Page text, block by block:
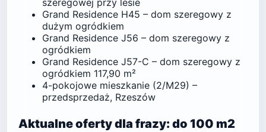
szeregowej przy lesie
Grand Residence H45 – dom szeregowy z
dużym ogródkiem
Grand Residence J56 – dom szeregowy z
ogródkiem
Grand Residence J57-C – dom szeregowy z
ogródkiem 117,90 m²
4-pokojowe mieszkanie (2/M29) –
przedsprzedaż, Rzeszów
Aktualne oferty dla frazy: do 100 m2